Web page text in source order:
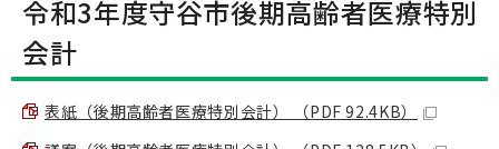
令和3年度守谷市後期高齢者医療特別
会計
表紙（後期高齢者医療特別会計） （PDF 92.4KB）